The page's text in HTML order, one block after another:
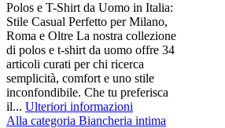
Polos e T-Shirt da Uomo in Italia:
Stile Casual Perfetto per Milano,
Roma e Oltre La nostra collezione
di polos e t-shirt da uomo offre 34
articoli curati per chi ricerca
semplicità, comfort e uno stile
inconfondibile. Che tu preferisca
il... Ulteriori informazioni
Alla categoria Biancheria intima